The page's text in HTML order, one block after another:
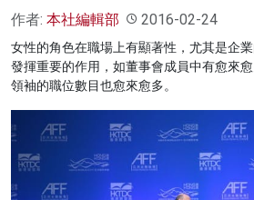
作者: 本社編輯部 2016-02-24
女性的角色在職場上有顯著性，尤其是企
發揮重要的作用，如董事會成員中有愈來
領袖的職位數目也愈來愈多。